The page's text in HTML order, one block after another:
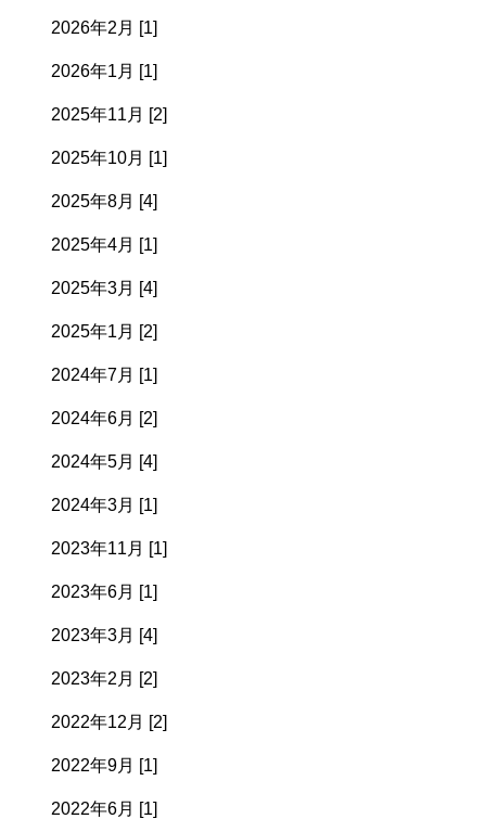
2026年2月 [1]
2026年1月 [1]
2025年11月 [2]
2025年10月 [1]
2025年8月 [4]
2025年4月 [1]
2025年3月 [4]
2025年1月 [2]
2024年7月 [1]
2024年6月 [2]
2024年5月 [4]
2024年3月 [1]
2023年11月 [1]
2023年6月 [1]
2023年3月 [4]
2023年2月 [2]
2022年12月 [2]
2022年9月 [1]
2022年6月 [1]